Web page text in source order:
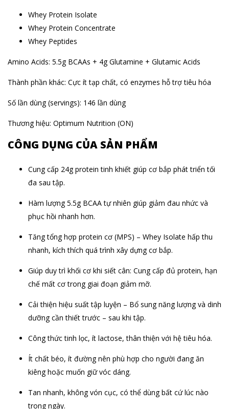
Whey Protein Isolate
Whey Protein Concentrate
Whey Peptides
Amino Acids: 5.5g BCAAs + 4g Glutamine + Glutamic Acids
Thành phần khác: Cực ít tạp chất, có enzymes hỗ trợ tiêu hóa
Số lần dùng (servings): 146 lần dùng
Thương hiệu: Optimum Nutrition (ON)
CÔNG DỤNG CỦA SẢN PHẨM
Cung cấp 24g protein tinh khiết giúp cơ bắp phát triển tối
đa sau tập.
Hàm lượng 5.5g BCAA tự nhiên giúp giảm đau nhức và
phục hồi nhanh hơn.
Tăng tổng hợp protein cơ (MPS) – Whey Isolate hấp thu
nhanh, kích thích quá trình xây dựng cơ bắp.
Giúp duy trì khối cơ khi siết cân: Cung cấp đủ protein, hạn
chế mất cơ trong giai đoạn giảm mỡ.
Cải thiện hiệu suất tập luyện – Bổ sung năng lượng và dinh
dưỡng cần thiết trước – sau khi tập.
Công thức tinh lọc, ít lactose, thân thiện với hệ tiêu hóa.
Ít chất béo, ít đường nên phù hợp cho người đang ăn
kiêng hoặc muốn giữ vóc dáng.
Tan nhanh, không vón cục, có thể dùng bất cứ lúc nào
trong ngày.